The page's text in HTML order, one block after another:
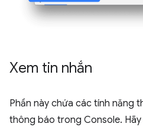
Xem tin nhắn
Phần này chứa các tính năng
thông báo trong Console. Hãy